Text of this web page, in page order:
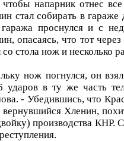
чтобы напарник отнес
стал собирать в
проснулся и с
опасаясь, что тот
со стола нож и несколько
нож погнулся, он
ударов в ту же часть
- Убедившись, что
вернувшийся Хленин,
производства